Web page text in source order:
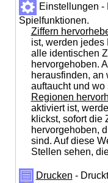
Einstellungen -
Spielfunktionen.
Ziffern
ist, werden jedes
alle identischen
hervorgehoben.
herausfinden,
auftaucht und wo
Regionen
aktiviert ist,
klickst, sofort die
hervorgehoben,
sind. Auf diese
Stellen sehen,
Drucken -